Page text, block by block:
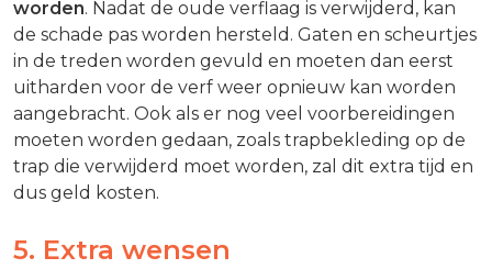
worden. Nadat de oude verflaag is verwijderd, kan
de schade pas worden hersteld. Gaten en scheurtjes
in de treden worden gevuld en moeten dan eerst
uitharden voor de verf weer opnieuw kan worden
aangebracht. Ook als er nog veel voorbereidingen
moeten worden gedaan, zoals trapbekleding op de
trap die verwijderd moet worden, zal dit extra tijd en
dus geld kosten.
5. Extra wensen